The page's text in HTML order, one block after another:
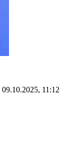
09.10.2025, 11:12